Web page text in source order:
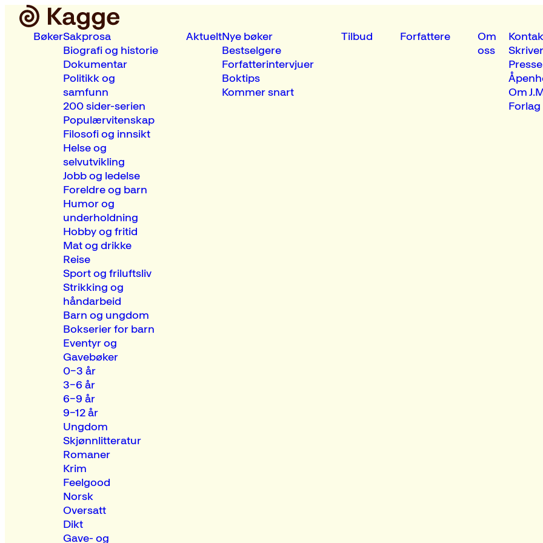
BøkerSakprosa
Biografi og historie
Dokumentar
Politikk og
samfunn
200 sider-serien
Populærvitenskap
Filosofi og innsikt
Helse og
selvutvikling
Jobb og ledelse
Foreldre og barn
Humor og
underholdning
Hobby og fritid
Mat og drikke
Reise
Sport og friluftsliv
Strikking og
håndarbeid
Barn og ungdom
Bokserier for barn
Eventyr og
Gavebøker
0–3 år
3–6 år
6–9 år
9–12 år
Ungdom
Skjønnlitteratur
Romaner
Krim
Feelgood
Norsk
Oversatt
Dikt
Gave- og
AktueltNye bøker
Bestselgere
Forfatterintervjuer
Boktips
Kommer snart
Tilbud Forfattere
Om
oss
Presse
Om
Forlag